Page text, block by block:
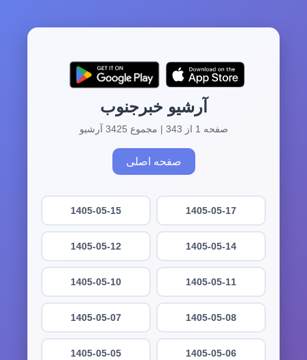
آرشیو خبرجنوب
صفحه 1 از 343 | مجموع 3425 آرشیو
صفحه اصلی
1405-05-17
1405-05-15
1405-05-14
1405-05-12
1405-05-11
1405-05-10
1405-05-08
1405-05-07
1405-05-06
1405-05-05